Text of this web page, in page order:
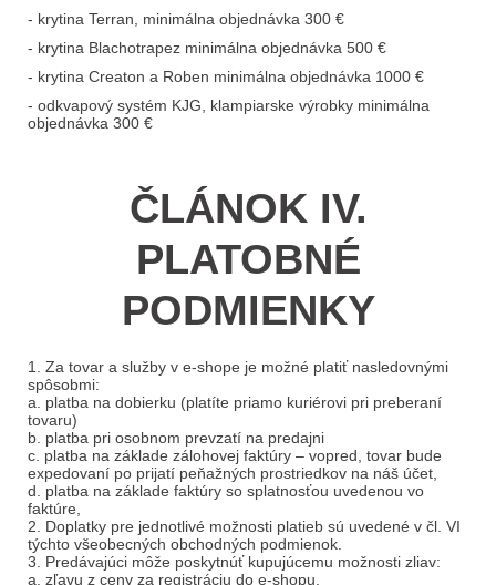
- krytina Terran, minimálna objednávka 300 €
- krytina Blachotrapez minimálna objednávka 500 €
- krytina Creaton a Roben minimálna objednávka 1000 €
- odkvapový systém KJG, klampiarske výrobky minimálna
objednávka 300 €
ČLÁNOK IV.
PLATOBNÉ
PODMIENKY
1. Za tovar a služby v e-shope je možné platiť nasledovnými
spôsobmi:
a. platba na dobierku (platíte priamo kuriérovi pri preberaní
tovaru)
b. platba pri osobnom prevzatí na predajni
c. platba na základe zálohovej faktúry – vopred, tovar bude
expedovaní po prijatí peňažných prostriedkov na náš účet,
d. platba na základe faktúry so splatnosťou uvedenou vo
faktúre,
2. Doplatky pre jednotlivé možnosti platieb sú uvedené v čl. VI
týchto všeobecných obchodných podmienok.
3. Predávajúci môže poskytnúť kupujúcemu možnosti zliav:
a. zľavu z ceny za registráciu do e-shopu,